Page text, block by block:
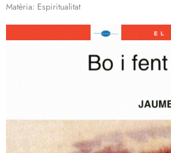
Matèria: Espiritualitat